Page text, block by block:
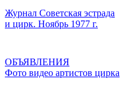
Журнал Советская эстрада
и цирк. Ноябрь 1977 г.
ОБЪЯВЛЕНИЯ
Фото видео артистов цирка